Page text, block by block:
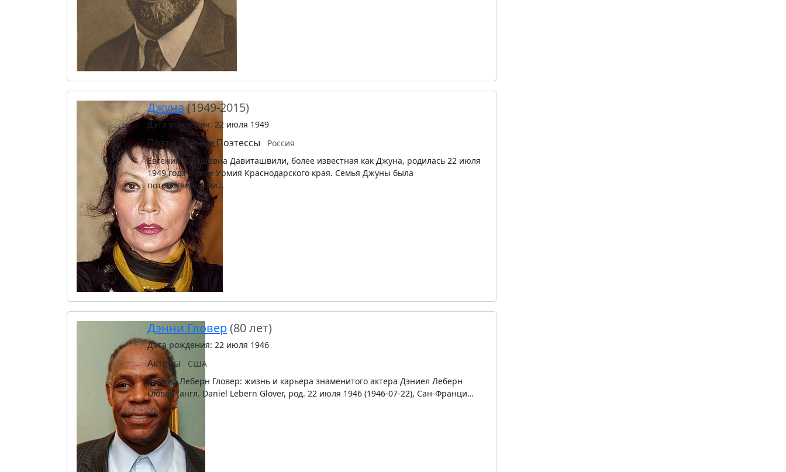
Джуна(1949-2015)
Дата рождения: 22 июля 1949
ПоэтыУчёные Поэтессы
Россия
Евгения Ювашевна Давиташвили, более известная как Джуна, родилась 22 июля
1949 года в селе Урмия Краснодарского края. Семья Джуны была
потомственными…
Дэнни Гловер(80 лет)
Дата рождения: 22 июля 1946
Актёры
США
Дэниел Леберн Гловер: жизнь и карьера знаменитого актера Дэниел Леберн
Гловер (англ. Daniel Lebern Glover, род. 22 июля 1946 (1946-07-22), Сан-Франци…